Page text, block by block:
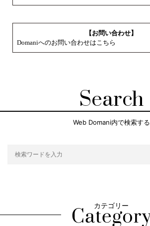
【お問い合わせ】
Domaniへのお問い合わせはこちら
Search
Web Domani内で検索する
カテゴリー